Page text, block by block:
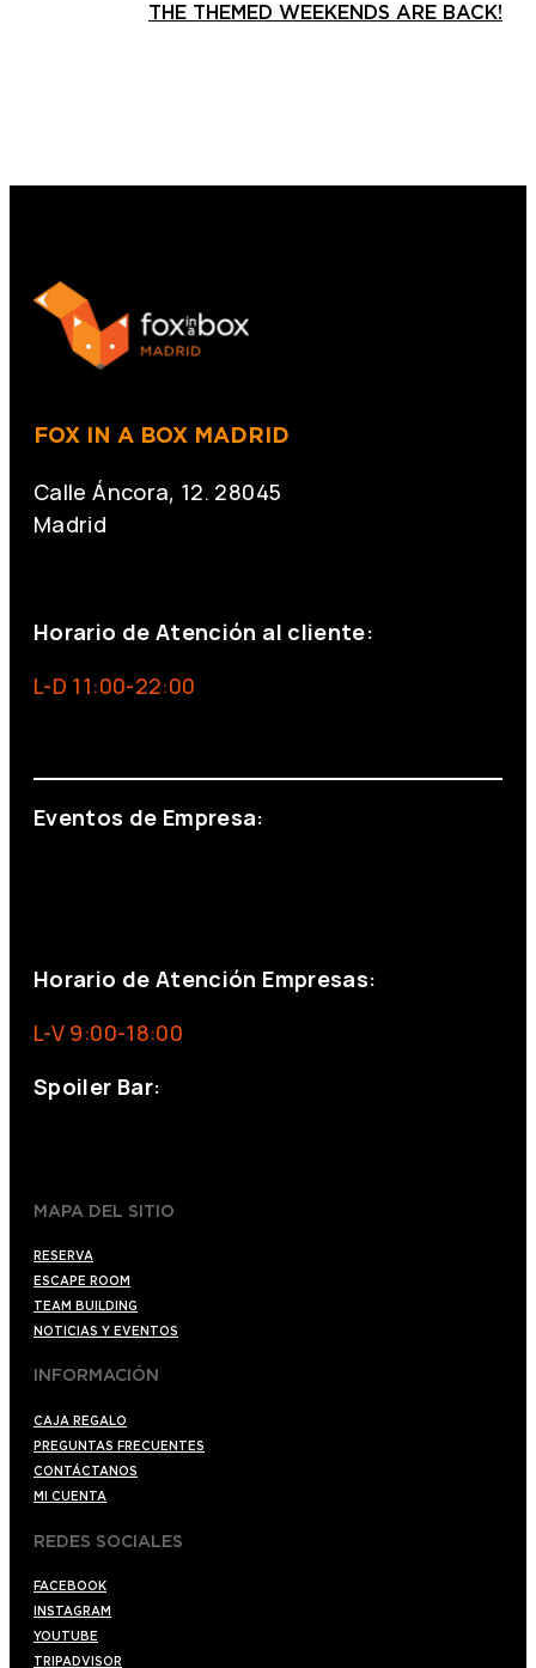
THE THEMED WEEKENDS ARE BACK!
FOX IN A BOX MADRID
Calle Áncora, 12. 28045
Madrid
Horario de Atención al cliente:
L-D 11:00-22:00
Eventos de Empresa:
Horario de Atención Empresas:
L-V 9:00-18:00
Spoiler Bar:
MAPA DEL SITIO
RESERVA
ESCAPE ROOM
TEAM BUILDING
NOTICIAS Y EVENTOS
INFORMACIÓN
CAJA REGALO
PREGUNTAS FRECUENTES
CONTÁCTANOS
MI CUENTA
REDES SOCIALES
FACEBOOK
INSTAGRAM
YOUTUBE
TRIPADVISOR